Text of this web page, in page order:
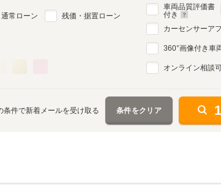
通常ローン 残価・据置ローン
車両品質評価書
付き
カーセンサーア
360°画像付き車
オンライン相談
条件で新着メールを受け取る 条件をクリア